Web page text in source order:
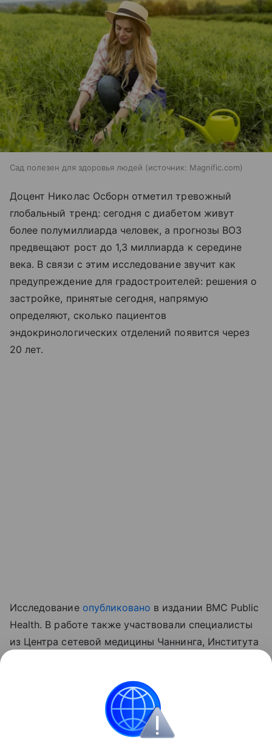
Сад полезен для здоровья людей источник: Magnific.com
Доцент Николас Осборн отметил тревожный
глобальный тренд: сегодня с диабетом живут
более полумиллиарда человек, а прогнозы ВОЗ
предвещают рост до 1,3 миллиарда к середине
века. В связи с этим исследование звучит как
предупреждение для градостроителей: решения о
застройке, принятые сегодня, напрямую
определяют, сколько пациентов
эндокринологических отделений появится через
20 лет.
Исследование опубликовано в издании BMC Public
Health. В работе также участвовали специалисты
из Центра сетевой медицины Чаннинга, Института
объяснили, почему огород
нельзя поливать в самые жаркие часы.